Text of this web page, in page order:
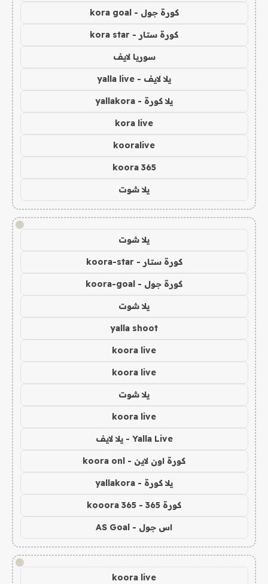
كورة جول - kora goal
كورة ستار - kora star
سوريا لايف
يلا لايف - yalla live
يلا كورة - yallakora
kora live
kooralive
koora 365
يلا شوت
!
يلا شوت
كورة ستار - koora-star
كورة جول - koora-goal
يلا شوت
yalla shoot
koora live
koora live
يلا شوت
koora live
Yalla Live - يلا لايف
كورة اون لاين - koora onl
يلا كورة - yallakora
كورة 365 - kooora 365
اس جول - AS Goal
!
koora live